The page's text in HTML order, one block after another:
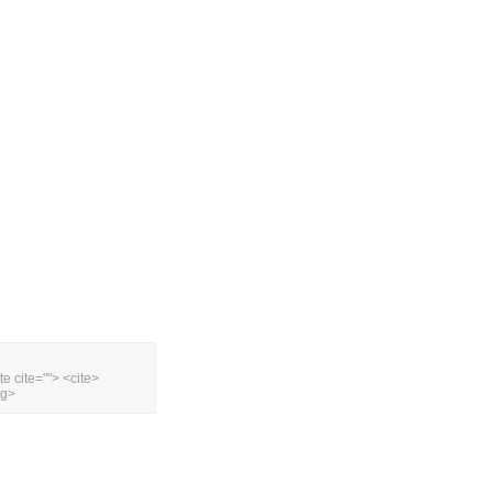
cite=""> <cite>